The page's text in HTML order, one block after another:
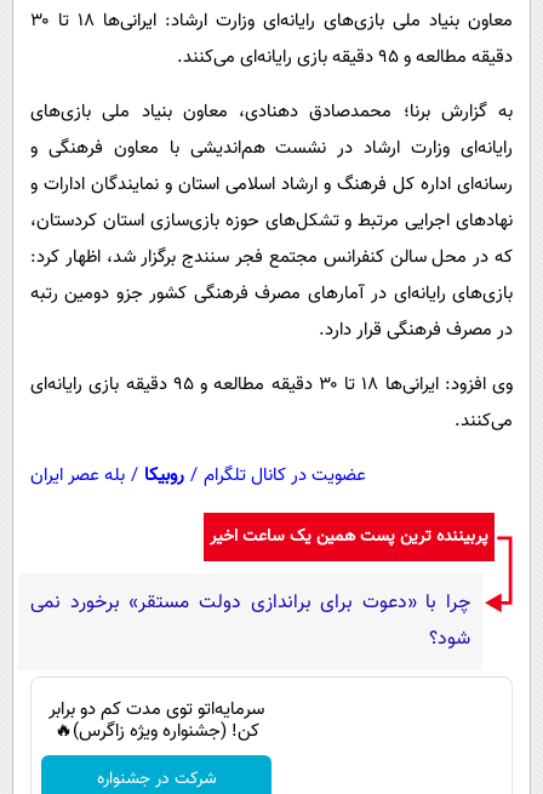
سرگرمی
فناوری
گوناگون
حوادث
محیط زیست
سلامت
روانشناسی
دانلود
معاون بنیاد ملی بازی‌های رایانه‌ای وزارت ارشاد: ایرانی‌ها ۱۸ تا ۳۰
دقیقه مطالعه و ۹۵ دقیقه بازی رایانه‌ای می‌کنند.
به گزارش برنا؛ محمد‌صادق دهنادی، معاون بنیاد ملی بازی‌های
رایانه‌ای وزارت ارشاد در نشست هم‌اندیشی با معاون فرهنگی و
رسانه‌ای اداره کل فرهنگ و ارشاد اسلامی استان و نمایندگان ادارات و
نهادهای اجرایی مرتبط و تشکل‌های حوزه بازی‌سازی استان کردستان،
که در محل سالن کنفرانس مجتمع فجر سنندج برگزار شد، اظهار کرد:
بازی‌های رایانه‌ای در آمارهای مصرف فرهنگی کشور جزو دومین رتبه
در مصرف فرهنگی قرار دارد.
وی افزود: ایرانی‌ها ۱۸ تا ۳۰ دقیقه مطالعه و ۹۵ دقیقه بازی رایانه‌ای
می‌کنند.
عضویت در کانال تلگرام / روبیکا / بله عصر ایران
پربیننده ترین پست همین یک ساعت اخیر
چرا با «دعوت برای براندازی دولت مستقر» برخورد نمی
شود؟
سرمایه‌اتو توی مدت کم دو برابر
کن! (جشنواره ویژه زاگرس)🔥
شرکت در جشنواره